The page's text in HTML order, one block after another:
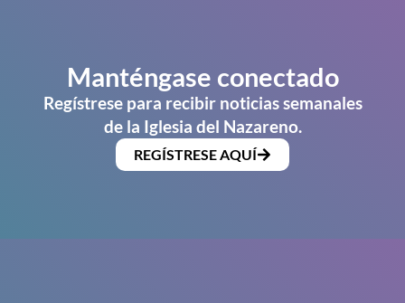
Manténgase conectado
Regístrese para recibir noticias semanales
de la Iglesia del Nazareno.
REGÍSTRESE AQUÍ